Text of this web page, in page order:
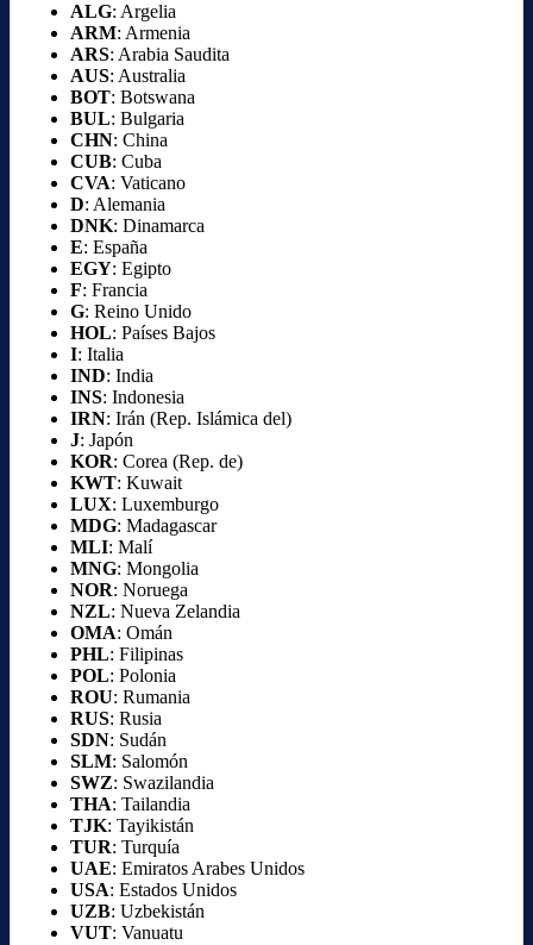
ALG: Argelia
ARM: Armenia
ARS: Arabia Saudita
AUS: Australia
BOT: Botswana
BUL: Bulgaria
CHN: China
CUB: Cuba
CVA: Vaticano
D: Alemania
DNK: Dinamarca
E: España
EGY: Egipto
F: Francia
G: Reino Unido
HOL: Países Bajos
I: Italia
IND: India
INS: Indonesia
IRN: Irán (Rep. Islámica del)
J: Japón
KOR: Corea (Rep. de)
KWT: Kuwait
LUX: Luxemburgo
MDG: Madagascar
MLI: Malí
MNG: Mongolia
NOR: Noruega
NZL: Nueva Zelandia
OMA: Omán
PHL: Filipinas
POL: Polonia
ROU: Rumania
RUS: Rusia
SDN: Sudán
SLM: Salomón
SWZ: Swazilandia
THA: Tailandia
TJK: Tayikistán
TUR: Turquía
UAE: Emiratos Arabes Unidos
USA: Estados Unidos
UZB: Uzbekistán
VUT: Vanuatu